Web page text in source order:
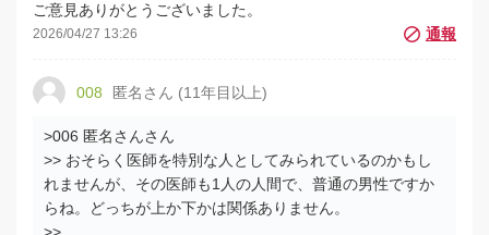
ご意見ありがとうございました。
2026/04/27 13:26
008 匿名さん (11年目以上)
>006 匿名さんさん
>> おそらく医師を特別な人としてみられているのかもし
れませんが、その医師も1人の人間で、普通の男性ですか
らね。どっちが上か下かは関係ありません。